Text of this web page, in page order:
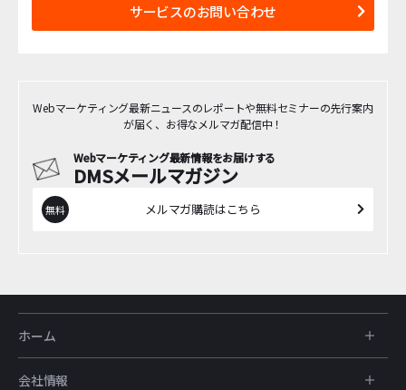
サービスのお問い合わせ
Webマーケティング最新ニュースのレポートや無料セミナーの先行案内
が届く、お得なメルマガ配信中！
Webマーケティング最新情報をお届けする
DMSメールマガジン
メルマガ購読はこちら
ホーム
会社情報